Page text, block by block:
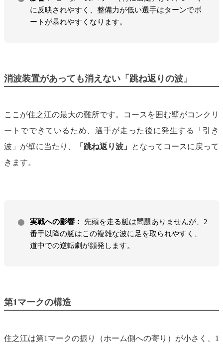
に反映されやすく、整備力が低い選手はターンでボ
ートが暴れやすくなります。
消波装置があっても消えない「跳ね返りの波」
ここが住之江の最大の難所です。コースを囲む壁がコンクリ
ートでできているため、選手が走った後に発生する「引き
波」が壁に当たり、
「跳ね返り波」
となってコースに戻って
きます。
実戦への影響：
先頭を走る艇は問題ありませんが、2
番手以降の艇はこの複雑な波に足を取られやすく、
道中での逆転劇が頻発します。
第1マークの構造
住之江は第1マークの振り（ホーム側への寄り）が小さく、1